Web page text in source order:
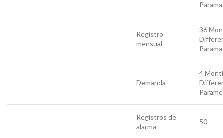
Registro
mensual
36
Demanda
4
Registros de
alarma
50